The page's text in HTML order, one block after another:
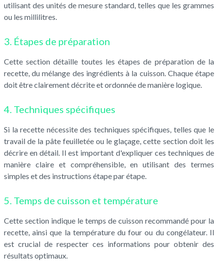
utilisant des unités de mesure standard, telles que les grammes
ou les millilitres.
3. Étapes de préparation
Cette section détaille toutes les étapes de préparation de la
recette, du mélange des ingrédients à la cuisson. Chaque étape
doit être clairement décrite et ordonnée de manière logique.
4. Techniques spécifiques
Si la recette nécessite des techniques spécifiques, telles que le
travail de la pâte feuilletée ou le glaçage, cette section doit les
décrire en détail. Il est important d'expliquer ces techniques de
manière claire et compréhensible, en utilisant des termes
simples et des instructions étape par étape.
5. Temps de cuisson et température
Cette section indique le temps de cuisson recommandé pour la
recette, ainsi que la température du four ou du congélateur. Il
est crucial de respecter ces informations pour obtenir des
résultats optimaux.